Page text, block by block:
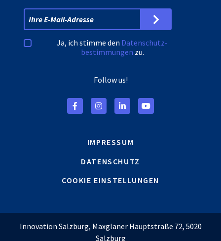
Ja, ich stimme den Datenschutz­
bestimmungen zu.
Follow us!
IMPRESSUM
DATENSCHUTZ
COOKIE EINSTELLUNGEN
Innovation Salzburg, Maxglaner Hauptstraße 72, 5020
Salzburg